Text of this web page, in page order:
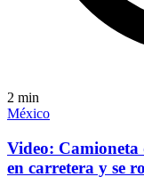
2 min
México
Video: Camioneta
en carretera y se